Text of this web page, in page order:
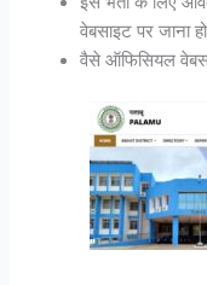
वेबसाइट पर जाना
वैसे ऑफिसियल